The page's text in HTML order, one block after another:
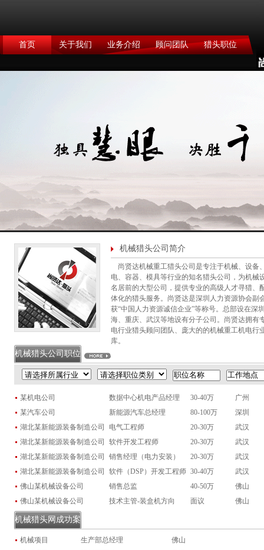
首页 关于我们 业务介绍 顾问团队 猎头职位
机械猎头公司简介
尚贤达机械重工猎头公司是专注于机械、设备
电、容器、模具等行业的知名猎头公司，为机械
名居前的大型公司，提供专业的高级人才寻猎、
体化的猎头服务。尚贤达是深圳人力资源协会副
获“中国人力资源诚信企业”等称号。总部设在深
海、重庆、武汉等地设有分子公司。尚贤达拥有
电行业猎头顾问团队、庞大的的机械重工机电行
库。
机械猎头公司职位
某机电公司 数据中心机电产品经理 30-40万
广州
某汽车公司
新能源汽车总经理 80-100万
深圳
湖北某新能源装备制造公司
电气工程师 20-30万
武汉
湖北某新能源装备制造公司
软件开发工程师 20-30万
武汉
湖北某新能源装备制造公司
销售经理（电力安装） 20-30万
武汉
湖北某新能源装备制造公司
软件（DSP）开发工程师 30-40万
武汉
佛山某机械设备公司
销售总监 40-50万
佛山
佛山某机械设备公司
技术主管-装盒机方向 面议 佛山
机械猎头网成功案
例
兰州机械项目 总经理
兰州
银川机电项目
财务副总经理
银川
泉州机械项目
烟台机械项目
机械研发总监
株洲机械项目
设备研发总监
徐州机械项目
工厂厂长
宿迁机械项目
技术副总
宿迁
苏州机械项目
研发副总经理
台州机械项目
质量总监
济宁机械项目
机械设计工程师
淮安机械项目
机械项目
生产部总经理
佛山